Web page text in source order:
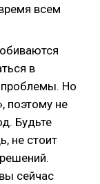
всем
в
проблемы. Но
поэтому не
Будьте
не стоит
сейчас